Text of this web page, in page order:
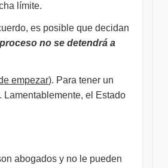
límite.
es posible que decidan
no se detendrá a
empezar​). Para tener un
el Estado
abogados y no le pueden